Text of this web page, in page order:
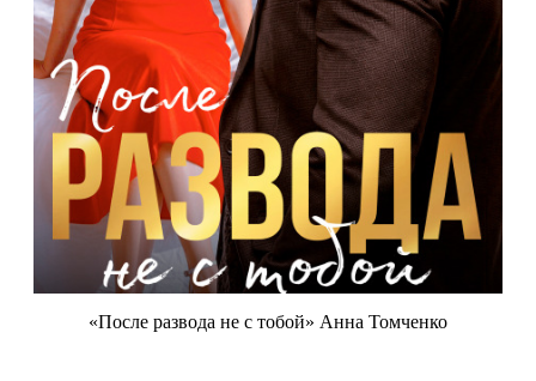
«После развода не с тобой» Анна Томченко